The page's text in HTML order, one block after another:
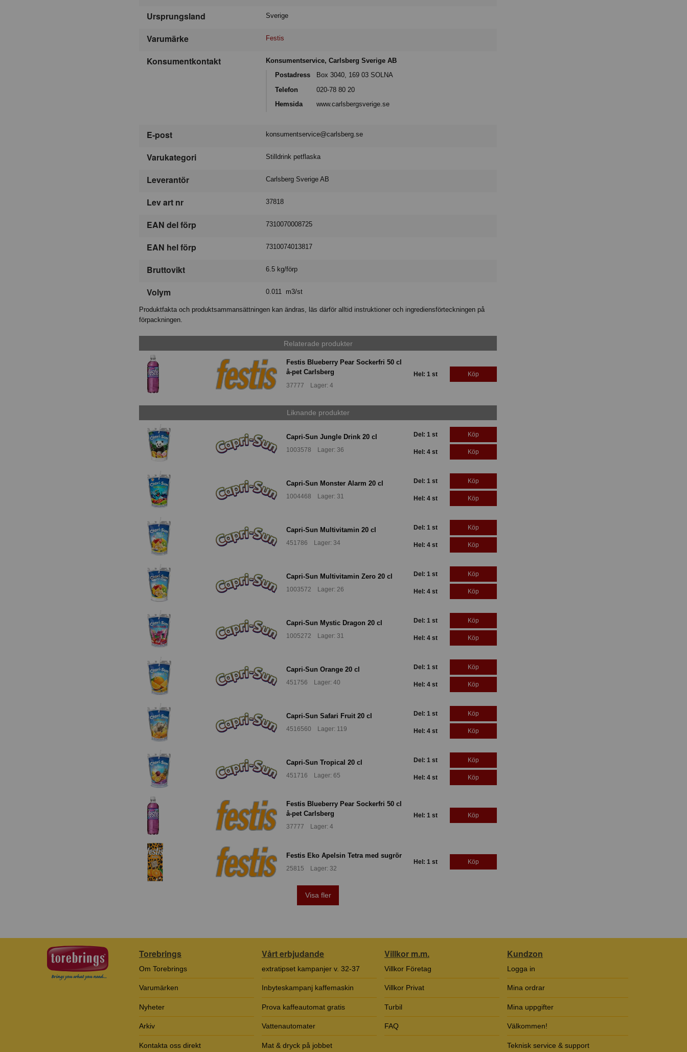
Ursprungsland Sverige
Varumärke Festis
Konsumentkontakt
Konsumentservice, Carlsberg Sverige AB
Postadress
Box 3040, 169 03 SOLNA
Telefon
020-78 80 20
Hemsida
www.carlsbergsverige.se
E-post konsumentservice@carlsberg.se
Varukategori Stilldrink petflaska
Leverantör Carlsberg Sverige AB
Lev art nr 37818
EAN del förp 7310070008725
EAN hel förp 7310074013817
Bruttovikt 6.5 kg/förp
Volym 0.011 m3/st
Produktfakta och produktsammansättningen kan ändras, läs därför alltid instruktioner och ingrediensförteckningen på
förpackningen.
Relaterade produkter
Festis Blueberry Pear Sockerfri 50 cl
å-pet Carlsberg
37777 Lager: 4
Hel: 1 st Köp
Liknande produkter
Capri-Sun Jungle Drink 20 cl
1003578 Lager: 36
Del: 1 st Köp
Hel: 4 st Köp
Capri-Sun Monster Alarm 20 cl
1004468 Lager: 31
Del: 1 st Köp
Hel: 4 st Köp
Capri-Sun Multivitamin 20 cl
451786 Lager: 34
Del: 1 st Köp
Hel: 4 st Köp
Capri-Sun Multivitamin Zero 20 cl
1003572 Lager: 26
Del: 1 st Köp
Hel: 4 st Köp
Capri-Sun Mystic Dragon 20 cl
1005272 Lager: 31
Del: 1 st Köp
Hel: 4 st Köp
Capri-Sun Orange 20 cl
451756 Lager: 40
Del: 1 st Köp
Hel: 4 st Köp
Capri-Sun Safari Fruit 20 cl
4516560 Lager: 119
Del: 1 st Köp
Hel: 4 st Köp
Capri-Sun Tropical 20 cl
451716 Lager: 65
Del: 1 st Köp
Hel: 4 st Köp
Festis Blueberry Pear Sockerfri 50 cl
å-pet Carlsberg
37777 Lager: 4
Hel: 1 st Köp
Festis Eko Apelsin Tetra med sugrör
25815 Lager: 32
Hel: 1 st Köp
Visa fler
Torebrings
Om Torebrings
Varumärken
Nyheter
Arkiv
Kontakta oss direkt
Vårt erbjudande
extratipset kampanjer v. 32-37
Inbyteskampanj kaffemaskin
Prova kaffeautomat gratis
Vattenautomater
Mat & dryck på jobbet
Villkor m.m.
Villkor Företag
Villkor Privat
Turbil
FAQ
Kundzon
Logga in
Mina ordrar
Mina uppgifter
Välkommen!
Teknisk service & support